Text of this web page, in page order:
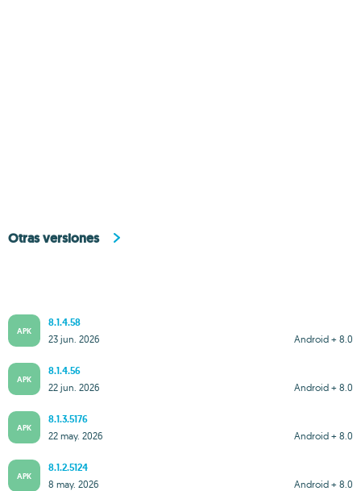
Otras versiones
APK
8.1.4.58
Android + 8.0
23 jun. 2026
APK
8.1.4.56
Android + 8.0
22 jun. 2026
APK
8.1.3.5176
Android + 8.0
22 may. 2026
APK
8.1.2.5124
Android + 8.0
8 may. 2026